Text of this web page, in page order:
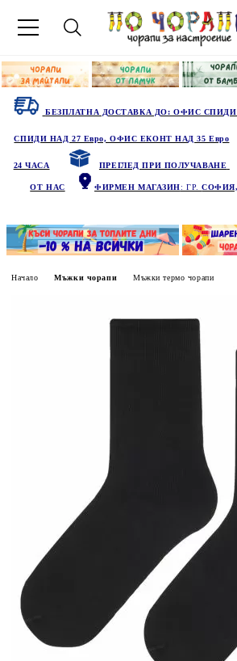
БЕЗПЛАТНА ДОСТАВКА ДО: ОФИС СПИДИ
СПИДИ НАД 27 Евро, ОФИС ЕКОНТ НАД 35 Евро
24 ЧАСА ПРЕГЛЕД ПРИ ПОЛУЧАВАНЕ
ОТ НАС ФИРМЕН МАГАЗИН: ГР.
Начало Мъжки чорапи Мъжки термо чорапи